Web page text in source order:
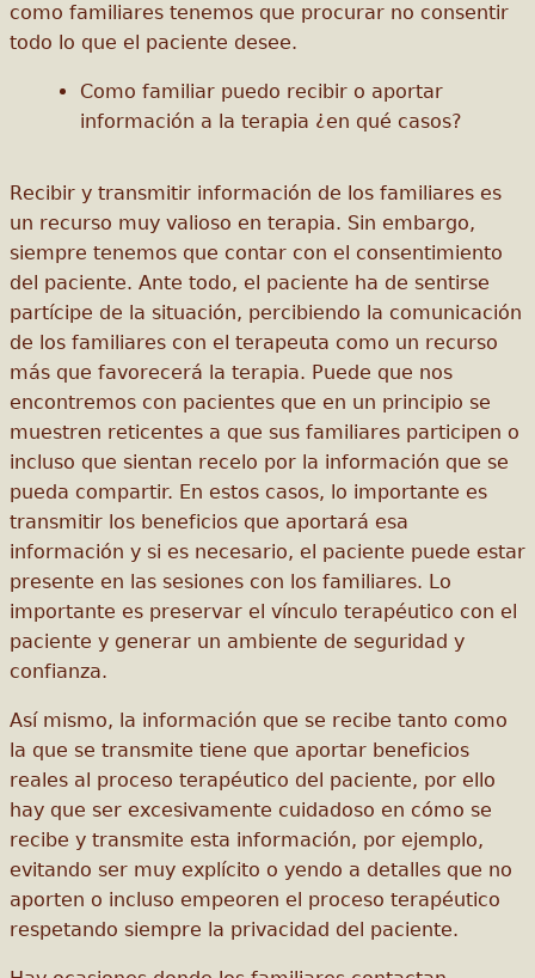
como familiares tenemos que procurar no consentir
todo lo que el paciente desee.
Como familiar puedo recibir o aportar
información a la terapia ¿en qué casos?
Recibir y transmitir información de los familiares es
un recurso muy valioso en terapia. Sin embargo,
siempre tenemos que contar con el consentimiento
del paciente. Ante todo, el paciente ha de sentirse
partícipe de la situación, percibiendo la comunicación
de los familiares con el terapeuta como un recurso
más que favorecerá la terapia. Puede que nos
encontremos con pacientes que en un principio se
muestren reticentes a que sus familiares participen o
incluso que sientan recelo por la información que se
pueda compartir. En estos casos, lo importante es
transmitir los beneficios que aportará esa
información y si es necesario, el paciente puede estar
presente en las sesiones con los familiares. Lo
importante es preservar el vínculo terapéutico con el
paciente y generar un ambiente de seguridad y
confianza.
Así mismo, la información que se recibe tanto como
la que se transmite tiene que aportar beneficios
reales al proceso terapéutico del paciente, por ello
hay que ser excesivamente cuidadoso en cómo se
recibe y transmite esta información, por ejemplo,
evitando ser muy explícito o yendo a detalles que no
aporten o incluso empeoren el proceso terapéutico
respetando siempre la privacidad del paciente.